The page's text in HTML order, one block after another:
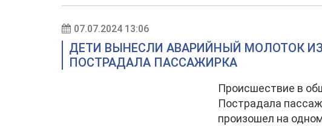
07.07.2024 13:06
ДЕТИ ВЫНЕСЛИ АВАРИЙНЫЙ МОЛОТОК
ПОСТРАДАЛА ПАССАЖИРКА
Происшествие в
Пострадала
произошел на